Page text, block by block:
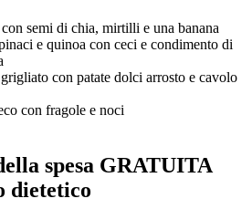
semi di chia, mirtilli e una banana
e quinoa con ceci e condimento di
con patate dolci arrosto e cavolo
con fragole e noci
spesa GRATUITA
dietetico